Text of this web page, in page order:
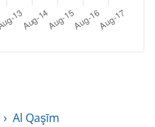
Al Qaşīm